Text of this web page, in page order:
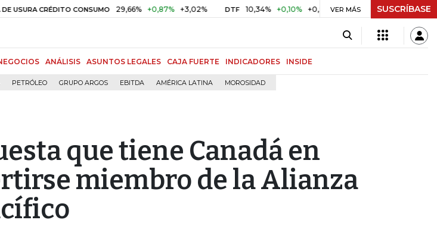
CRÉDITO CONSUMO 29,66% +0,87% +3,02% DTF 10,34% +0,10% +0,98% UVR $ 416,86 +$ 0,05 +0,01%
VER MÁS SUSCRÍBASE
ANÁLISIS ASUNTOS LEGALES CAJA FUERTE INDICADORES INSIDE
PETRÓLEO GRUPO ARGOS EBITDA AMÉRICA LATINA MOROSIDAD
que tiene Canadá en
miembro de la Alianza